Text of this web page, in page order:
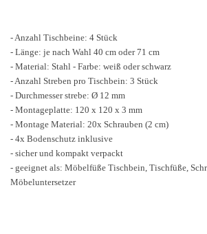
- Anzahl Tischbeine: 4 Stück
- Länge: je nach Wahl 40 cm oder 71 cm
- Material: Stahl - Farbe: weiß oder schwarz
- Anzahl Streben pro Tischbein: 3 Stück
- Durchmesser strebe: Ø 12 mm
- Montageplatte: 120 x 120 x 3 mm
- Montage Material: 20x Schrauben (2 cm)
- 4x Bodenschutz inklusive
- sicher und kompakt verpackt
- geeignet als: Möbelfüße Tischbein, Tischfüße,
Möbeluntersetzer